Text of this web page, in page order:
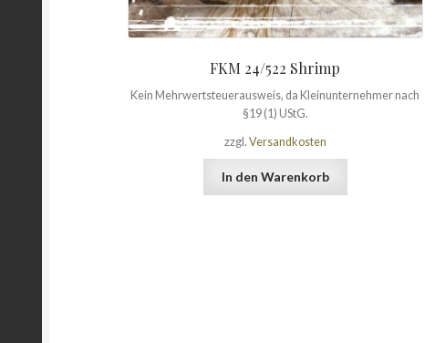
FKM 24/522 Shrimp
Kein Mehrwertsteuerausweis, da Kleinunternehmer nach
§19 (1) UStG.
zzgl. Versandkosten
In den Warenkorb